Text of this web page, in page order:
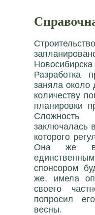
Разработка
заняла около
количеству
планировки
заключалась
которого
Она же
спонсором
же, имела
своего
попросил
весны.